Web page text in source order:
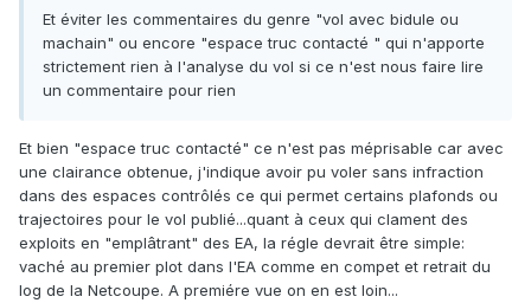
Et éviter les commentaires du genre "vol avec bidule ou
machain" ou encore "espace truc contacté " qui n'apporte
strictement rien à l'analyse du vol si ce n'est nous faire lire
un commentaire pour rien
Et bien "espace truc contacté" ce n'est pas méprisable car avec
une clairance obtenue, j'indique avoir pu voler sans infraction
dans des espaces contrôlés ce qui permet certains plafonds ou
trajectoires pour le vol publié...quant à ceux qui clament des
exploits en "emplâtrant" des EA, la régle devrait être simple:
vaché au premier plot dans l'EA comme en compet et retrait du
log de la Netcoupe. A premiére vue on en est loin...